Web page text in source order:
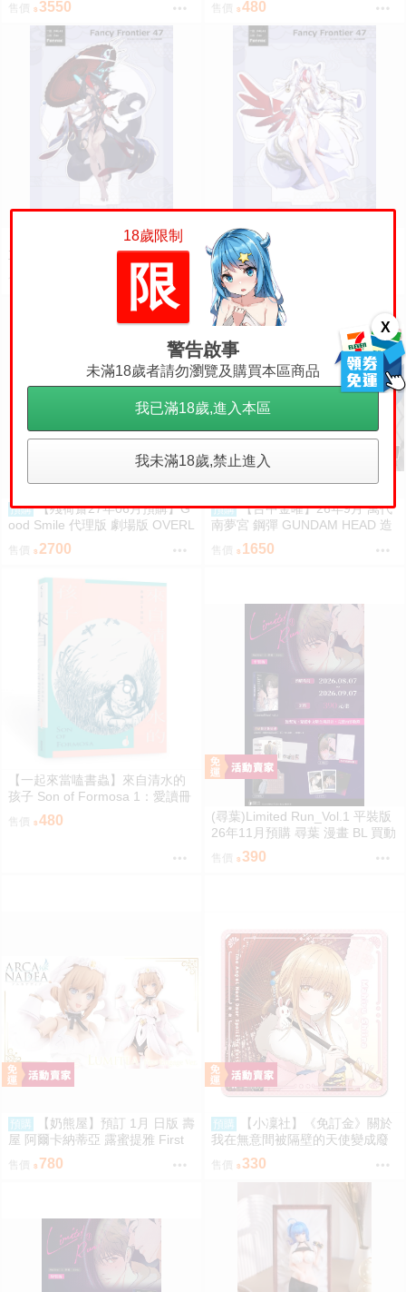
X
0917
售價 3550 售價 480
【FENNEC (九櫻)】夜玈 壓克力
立牌 15cm【FF47場前預購】{宅
【FENNEC (九櫻)】白藻 壓克力
立牌 15cm【FF47場前預購】{宅
即門}
售價 400
預購 【殘荷齋27年06月預購】G
ood Smile 代理版 劇場版 OVERL
ORD 聖王國篇 雅兒貝德 figma
可動 0917
售價 2700
預購 【台中金曜】26年9月 萬代
南夢宮 鋼彈 GUNDAM HEAD 造
型頭像 第四彈 盲盒 中盒6入 081
售價 1650
【一起來當嗑書蟲】來自清水的
孩子 Son of Formosa 1：愛讀冊
的少年480
(尋葉)Limited Run_Vol.1 平裝版
26年11月預購 尋葉 漫畫 BL 買動
390
預購
【奶熊屋】預訂 1月 日版 壽
屋 阿爾卡納蒂亞 露蜜提雅 First
Engage 一般版 組裝模型 0816
售價 780
預購
【小凜社】《免訂金》關於
我在無意間被隔壁的天使變成廢
柴這件事2 椎名真晝 新年 萬聖節
紅葉 聖誕節 杯墊
售價 330
18歲限制
限
警告啟事
未滿18歲者請勿瀏覽及購買本區商品
我已滿18歲,進入本區
我未滿18歲,禁止進入